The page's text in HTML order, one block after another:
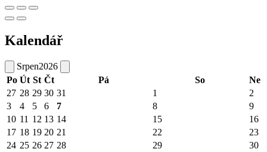
Kalendář
Srpen2026
Po Út St Čt Pá So
Ne
27 28 29 30 31 1
2
3
4 5 6 7 8
9
10 11 12 13 14 15
16
17 18 19 20 21 22
23
24 25 26 27 28 29 30